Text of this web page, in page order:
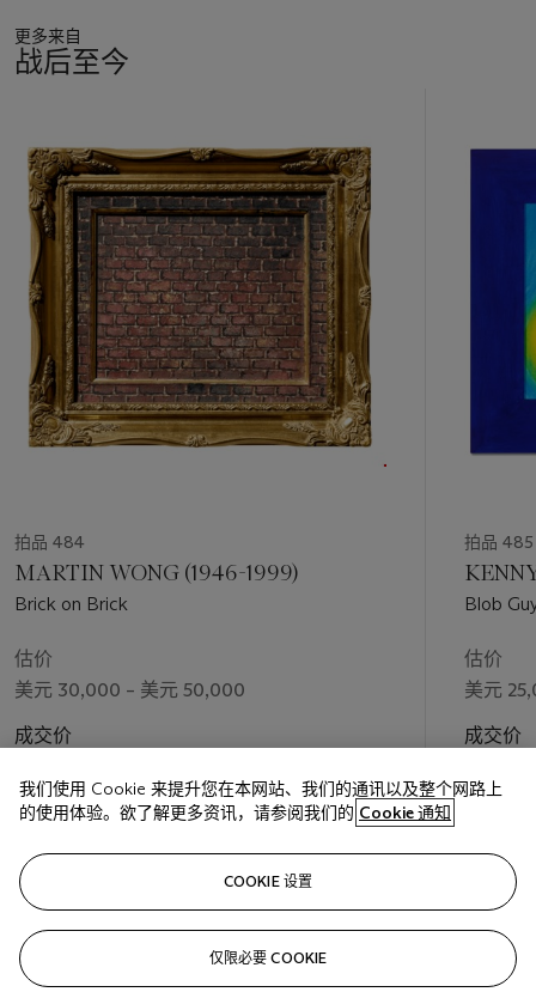
更多来自
战后至今
的
第
拍品 484
MARTIN WONG (1946-1999)
Brick on Brick
估价
美元 30,000 – 美元 50,000
成交价
拍品 485
Blob
估价
美元
成交价
下
我们使用 Cookie 来提升您在本网站、我们的通讯以及整个网路上
的使用体验。欲了解更多资讯，请参阅我们的 Cookie 通知
COOKIE 设置
仅限必要 COOKIE